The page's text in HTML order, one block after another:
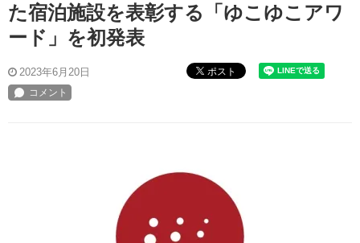
た宿泊施設を表彰する「ゆこゆこアワ
ード」を初発表
2023年6月20日 ポスト